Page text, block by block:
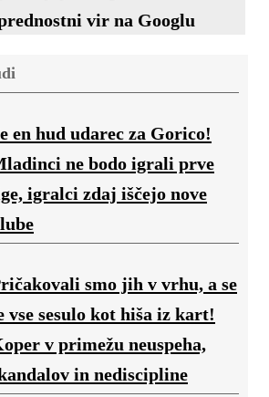
vir na Googlu
en hud udarec za Gorico!
ne bodo igrali prve
igralci zdaj iščejo nove
smo jih v vrhu, a se
vse sesulo kot hiša iz kart!
v primežu neuspeha,
in nediscipline